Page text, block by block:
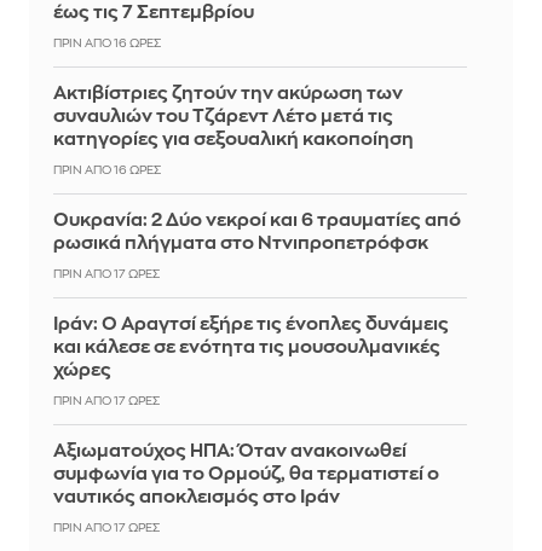
έως τις 7 Σεπτεμβρίου
ΠΡΙΝ ΑΠΌ 16 ΏΡΕΣ
Ακτιβίστριες ζητούν την ακύρωση των
συναυλιών του Τζάρεντ Λέτο μετά τις
κατηγορίες για σεξουαλική κακοποίηση
ΠΡΙΝ ΑΠΌ 16 ΏΡΕΣ
Ουκρανία: 2 Δύο νεκροί και 6 τραυματίες από
ρωσικά πλήγματα στο Ντνιπροπετρόφσκ
ΠΡΙΝ ΑΠΌ 17 ΏΡΕΣ
Ιράν: Ο Αραγτσί εξήρε τις ένοπλες δυνάμεις
και κάλεσε σε ενότητα τις μουσουλμανικές
χώρες
ΠΡΙΝ ΑΠΌ 17 ΏΡΕΣ
Αξιωματούχος ΗΠΑ: Όταν ανακοινωθεί
συμφωνία για το Ορμούζ, θα τερματιστεί ο
ναυτικός αποκλεισμός στο Ιράν
ΠΡΙΝ ΑΠΌ 17 ΏΡΕΣ